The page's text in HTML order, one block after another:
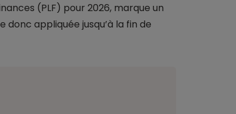
(PLF) pour 2026, marque un
appliquée jusqu’à la fin de